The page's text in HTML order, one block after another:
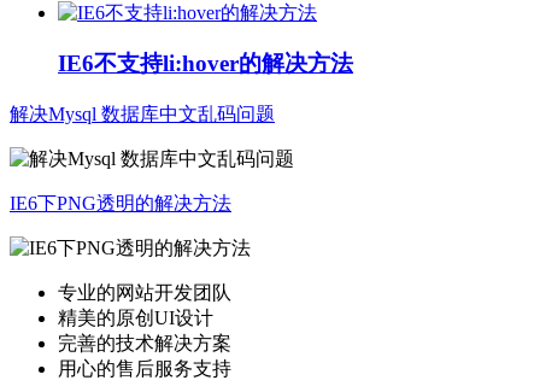
IE6不支持li:hover的解决方法
解决Mysql 数据库中文乱码问题
IE6下PNG透明的解决方法
专业的网站开发团队
精美的原创UI设计
完善的技术解决方案
用心的售后服务支持